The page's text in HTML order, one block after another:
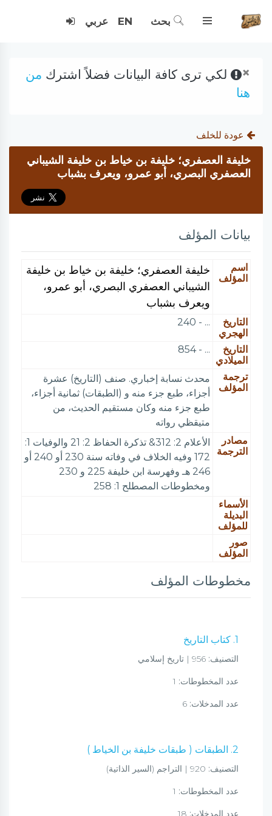
بحث EN عربي
× لكي ترى كافة البيانات فضلاً اشترك من
هنا
عودة للخلف
خليفة العصفري؛ خليفة بن خياط بن خليفة الشيباني
العصفري البصري، أبو عمرو، ويعرف بشباب
بيانات المؤلف
اسم
المؤلف
خليفة العصفري؛ خليفة بن خياط بن خليفة
الشيباني العصفري البصري، أبو عمرو،
ويعرف بشباب
التاريخ
الهجري
... - 240
التاريخ
الميلادي
... - 854
ترجمة
المؤلف
محدث نسابة إخباري. صنف (التاريخ) عشرة
أجزاء، طبع جزء منه و (الطبقات) ثمانية أجزاء،
طبع جزء منه وكان مستقيم الحديث، من
متيقظي رواته
مصادر
الترجمة
الأعلام 2: 312& تذكرة الحفاظ 2: 21 والوفيات 1:
172 وفيه الخلاف في وفاته سنة 230 أو 240 أو
246 هـ وفهرسة ابن خليفة 225 و 230
ومخطوطات المصطلح 1: 258
الأسماء
البديلة
للمؤلف
صور
المؤلف
مخطوطات المؤلف
1. كتاب التاريخ
التصنيف:
عدد المخطوطات:
عدد المدخلات:
2. الطبقات ( طبقات خليفة بن الخياط )
التصنيف:
عدد المخطوطات:
عدد المدخلات: